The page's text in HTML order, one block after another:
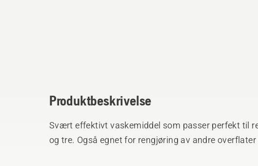
Produktbeskrivelse
Svært effektivt vaskemiddel som passer perfekt til
og tre. Også egnet for rengjøring av andre